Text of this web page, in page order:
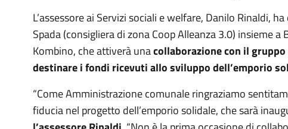
L’assessore ai Servizi sociali e welfare, Danilo Rinaldi,
Spada (consigliera di zona Coop Alleanza 3.0) insieme a
Kombino, che attiverà unacollaborazione con il
destinare i fondi ricevuti allo sviluppo dell’emporio
“Come Amministrazione comunale ringraziamo
fiducia nel progetto dell’emporio solidale, che sarà